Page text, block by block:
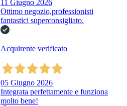
11 Giugno 2026
Ottimo negozio,professionisti
fantastici superconsigliato.
Acquirente verificato
05 Giugno 2026
Integrata perfettamente e funziona
molto bene!